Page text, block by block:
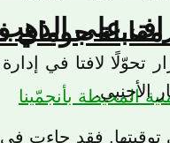
جوماي فاي
على
تحوّلًا لافتا
الأجنبي.
توقيتها. فقد جاءت